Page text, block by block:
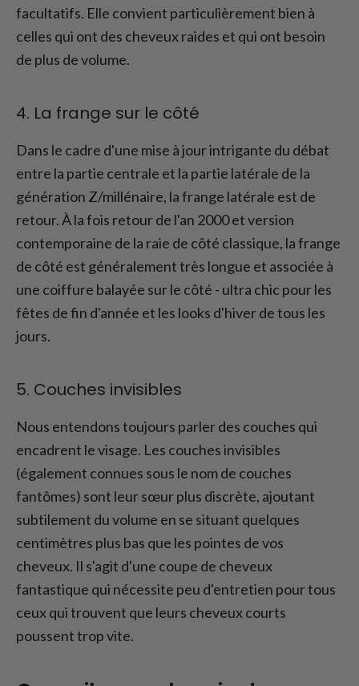
facultatifs. Elle convient particulièrement bien à
celles qui ont des cheveux raides et qui ont besoin
de plus de volume.
4. La frange sur le côté
Dans le cadre d'une mise à jour intrigante du débat
entre la partie centrale et la partie latérale de la
génération Z/millénaire, la frange latérale est de
retour. À la fois retour de l'an 2000 et version
contemporaine de la raie de côté classique, la frange
de côté est généralement très longue et associée à
une coiffure balayée sur le côté - ultra chic pour les
fêtes de fin d'année et les looks d'hiver de tous les
jours.
5. Couches invisibles
Nous entendons toujours parler des couches qui
encadrent le visage. Les couches invisibles
(également connues sous le nom de couches
fantômes) sont leur sœur plus discrète, ajoutant
subtilement du volume en se situant quelques
centimètres plus bas que les pointes de vos
cheveux. Il s'agit d'une coupe de cheveux
fantastique qui nécessite peu d'entretien pour tous
ceux qui trouvent que leurs cheveux courts
poussent trop vite.